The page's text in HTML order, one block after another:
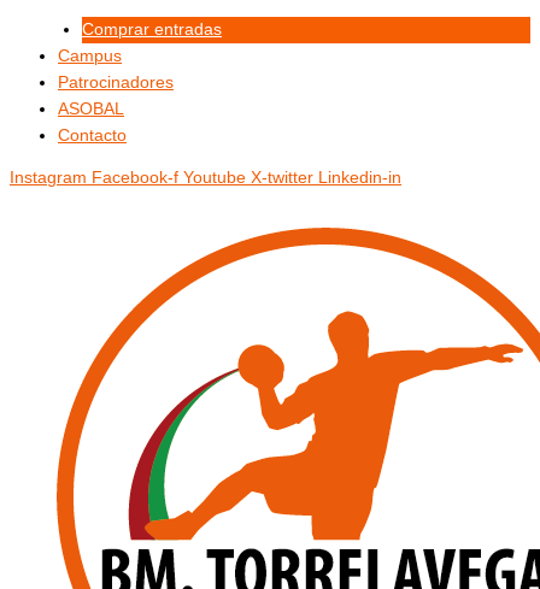
contenido
Comprar entradas
Campus
Patrocinadores
ASOBAL
Contacto
Instagram Facebook-f Youtube X-twitter Linkedin-in